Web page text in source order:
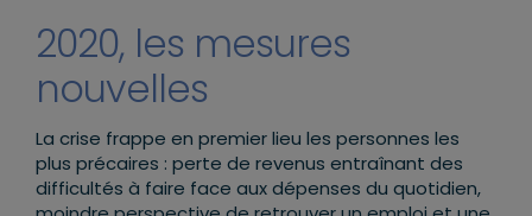
2020, les mesures
nouvelles
La crise frappe en premier lieu les personnes les
plus précaires : perte de revenus entraînant des
difficultés à faire face aux dépenses du quotidien,